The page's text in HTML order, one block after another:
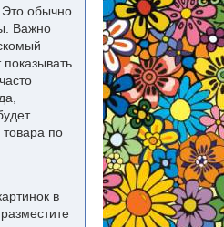
Это обычно
Важно
товара по
в